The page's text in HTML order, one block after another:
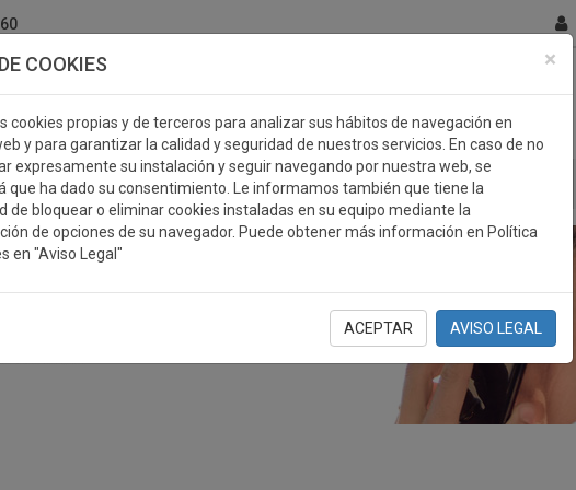
×
COOKIES
cookies propias y de terceros para analizar sus hábitos de navegación en
y para garantizar la calidad y seguridad de nuestros servicios. En caso de no
expresamente su instalación y seguir navegando por nuestra web, se
que ha dado su consentimiento. Le informamos también que tiene la
de bloquear o eliminar cookies instaladas en su equipo mediante la
de opciones de su navegador. Puede obtener más información en Política
en "Aviso Legal"
ACEPTAR AVISO LEGAL
MEDALLAS PLACAS REGALOS